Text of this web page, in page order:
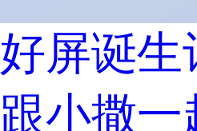
好屏诞
跟小撒一